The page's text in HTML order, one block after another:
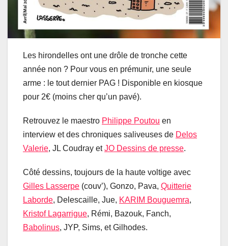
Les hirondelles ont une drôle de tronche cette
année non ? Pour vous en prémunir, une seule
arme : le tout dernier PAG ! Disponible en kiosque
pour 2€ (moins cher qu’un pavé).
Retrouvez le maestro Philippe Poutou en
interview et des chroniques saliveuses de Delos
Valerie, JL Coudray etJO Dessins de presse.
Côté dessins, toujours de la haute voltige avec
Gilles Lasserpe (couv’), Gonzo, Pava, Quitterie
Laborde, Delescaille, Jue, KARIM Bouguemra,
Kristof Lagarrigue, Rémi, Bazouk, Fanch,
Babolinus, JYP, Sims, et Gilhodes.